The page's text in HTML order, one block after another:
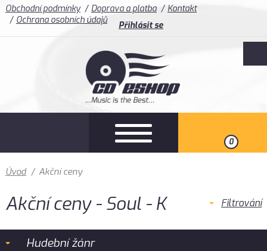
Obchodní podmínky Doprava a platba
Kontakt
Ochrana osobních údajů
Přihlásit se
0
Úvod / Akční ceny
Akční ceny - Soul - K Filtrování
Hudební žánr